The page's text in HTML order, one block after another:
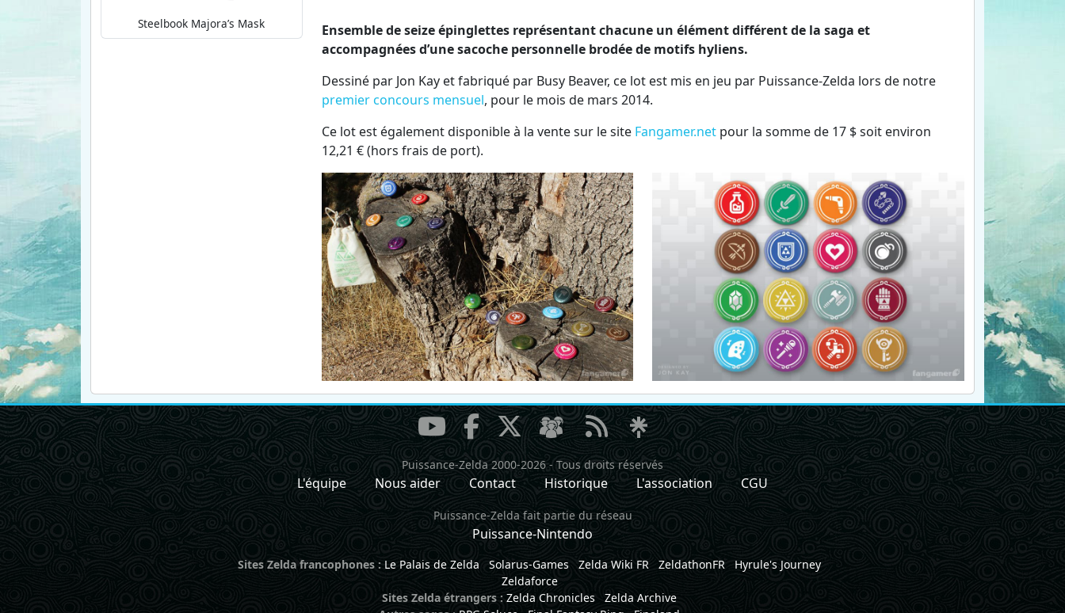
Steelbook Majora’s Mask
Ensemble de seize épinglettes représentant chacune un élément différent de la saga et
accompagnées d’une sacoche personnelle brodée de motifs hyliens.
Dessiné par Jon Kay et fabriqué par Busy Beaver, ce lot est mis en jeu par Puissance-Zelda lors de notre
premier concours mensuel, pour le mois de mars 2014.
Ce lot est également disponible à la vente sur le site Fangamer.netpour la somme de 17 $ soit environ
12,21 € (hors frais de port).
Puissance-Zelda 2000-2026-Tous droits réservés
L'équipe Nous aider Contact Historique L'association CGU
Puissance-Zelda fait partie du réseau
Puissance-Nintendo
Sites Zelda francophones : Le Palais de Zelda Solarus-Games Zelda Wiki FR ZeldathonFR
Hyrule's Journey
Zeldaforce
Sites Zelda étrangers : Zelda Chronicles
Zelda Archive